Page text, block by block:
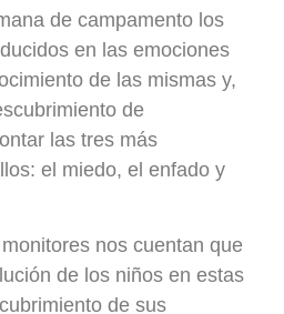
de campamento los
en las emociones
de las mismas y,
de
las tres más
el miedo, el enfado y
nos cuentan que
de los niños en estas
de sus